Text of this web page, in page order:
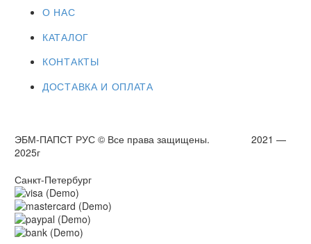
О НАС
КАТАЛОГ
КОНТАКТЫ
ДОСТАВКА И ОПЛАТА
ЭБМ-ПАПСТ РУС © Все права защищены. 2021 —
2025г
Санкт-Петербург